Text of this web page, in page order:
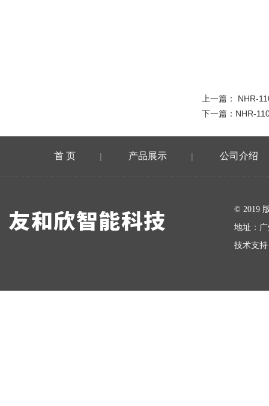
上一篇： NHR-
下一篇： NHR-
首 页 | 产品展示 | 公司介绍
© 2019
地址：
技术支